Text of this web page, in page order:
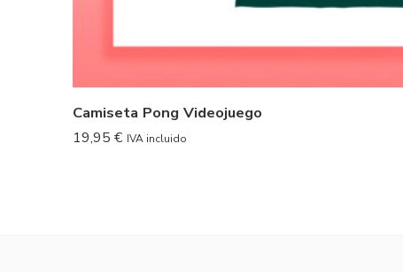
Camiseta Pong Videojuego
19,95 € IVA incluido